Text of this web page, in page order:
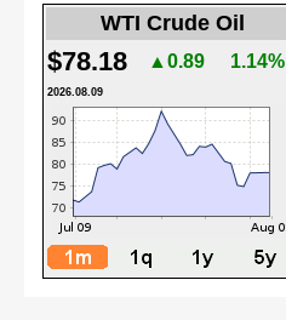
WTI Crude Oil
$78.18 ▲0.89 1.14%
2026.08.09